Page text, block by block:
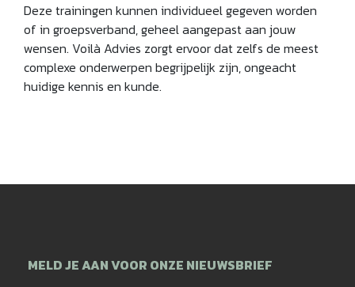
Deze trainingen kunnen individueel gegeven worden
of in groepsverband, geheel aangepast aan jouw
wensen. Voilà Advies zorgt ervoor dat zelfs de meest
complexe onderwerpen begrijpelijk zijn, ongeacht
huidige kennis en kunde.
MELD JE AAN VOOR ONZE NIEUWSBRIEF